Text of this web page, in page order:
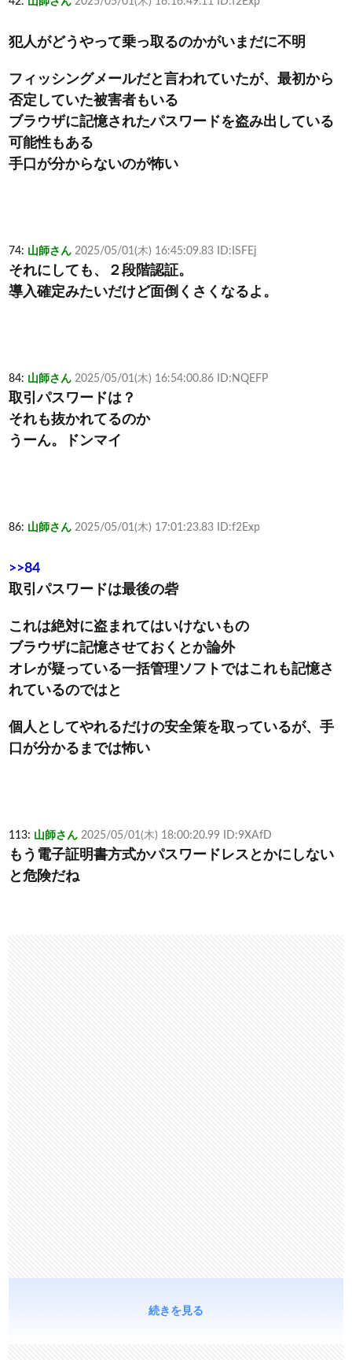
犯人がどうやって乗っ取るのかがいまだに不明
フィッシングメールだと言われていたが、最初から
否定していた被害者もいる
ブラウザに記憶されたパスワードを盗み出している
可能性もある
手口が分からないのが怖い
74: 山師さん 2025/05/01(木) 16:45:09.83 ID:ISFEj
それにしても、２段階認証。
導入確定みたいだけど面倒くさくなるよ。
84: 山師さん 2025/05/01(木) 16:54:00.86 ID:NQEFP
取引パスワードは？
それも抜かれてるのか
うーん。ドンマイ
86: 山師さん 2025/05/01(木) 17:01:23.83 ID:f2Exp
>>84
取引パスワードは最後の砦
これは絶対に盗まれてはいけないもの
ブラウザに記憶させておくとか論外
オレが疑っている一括管理ソフトではこれも記憶さ
れているのではと
個人としてやれるだけの安全策を取っているが、手
口が分かるまでは怖い
113: 山師さん 2025/05/01(木) 18:00:20.99 ID:9XAfD
もう電子証明書方式かパスワードレスとかにしない
と危険だね
続きを見る